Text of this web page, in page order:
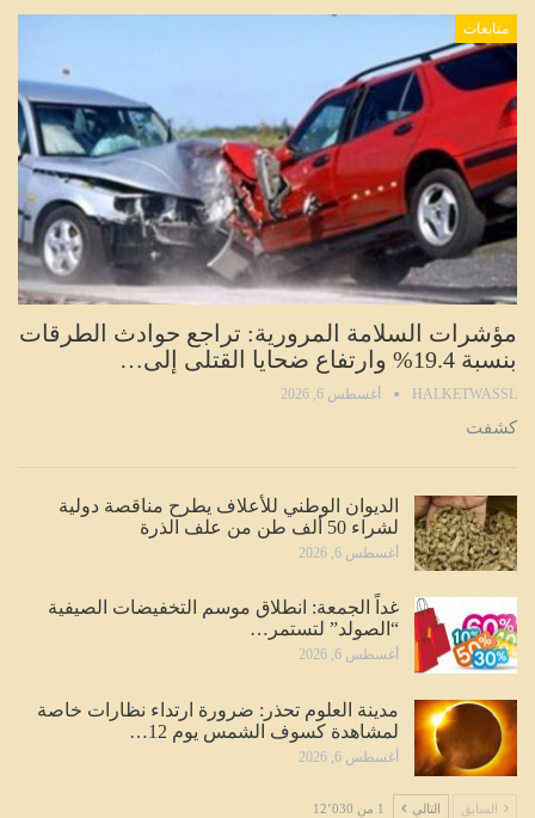
متابعات
مؤشرات السلامة المرورية: تراجع حوادث الطرقات
بنسبة 19.4% وارتفاع ضحايا القتلى إلى…
HALKETWASSL أغسطس 6, 2026
كشفت
الديوان الوطني للأعلاف يطرح مناقصة دولية
لشراء 50 ألف طن من علف الذرة
أغسطس 6, 2026
غداً الجمعة: انطلاق موسم التخفيضات الصيفية
“الصولد” لتستمر…
أغسطس 6, 2026
مدينة العلوم تحذر: ضرورة ارتداء نظارات خاصة
لمشاهدة كسوف الشمس يوم 12…
أغسطس 6, 2026
السابق التالي 1 من 12٬030